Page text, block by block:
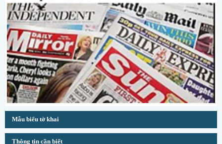
Mẫu biểu tờ khai
Thông tin cần biết